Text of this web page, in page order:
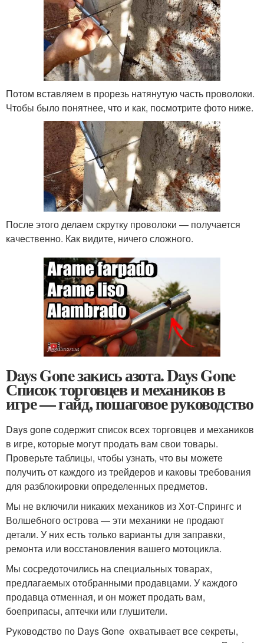
Потом вставляем в прорезь натянутую часть проволоки.
Чтобы было понятнее, что и как, посмотрите фото ниже.
После этого делаем скрутку проволоки — получается
качественно. Как видите, ничего сложного.
Days Gone закись азота. Days Gone
Список торговцев и механиков в
игре — гайд, пошаговое руководство
Days gone содержит список всех торговцев и механиков
в игре, которые могут продать вам свои товары.
Проверьте таблицы, чтобы узнать, что вы можете
получить от каждого из трейдеров и каковы требования
для разблокировки определенных предметов.
Мы не включили никаких механиков из Хот-Спрингс и
Волшебного острова — эти механики не продают
детали. У них есть только варианты для заправки,
ремонта или восстановления вашего мотоцикла.
Мы сосредоточились на специальных товарах,
предлагаемых отобранными продавцами. У каждого
продавца отменная, и он может продать вам,
боеприпасы, аптечки или глушители.
Руководство по Days Gone охватывает все секреты,